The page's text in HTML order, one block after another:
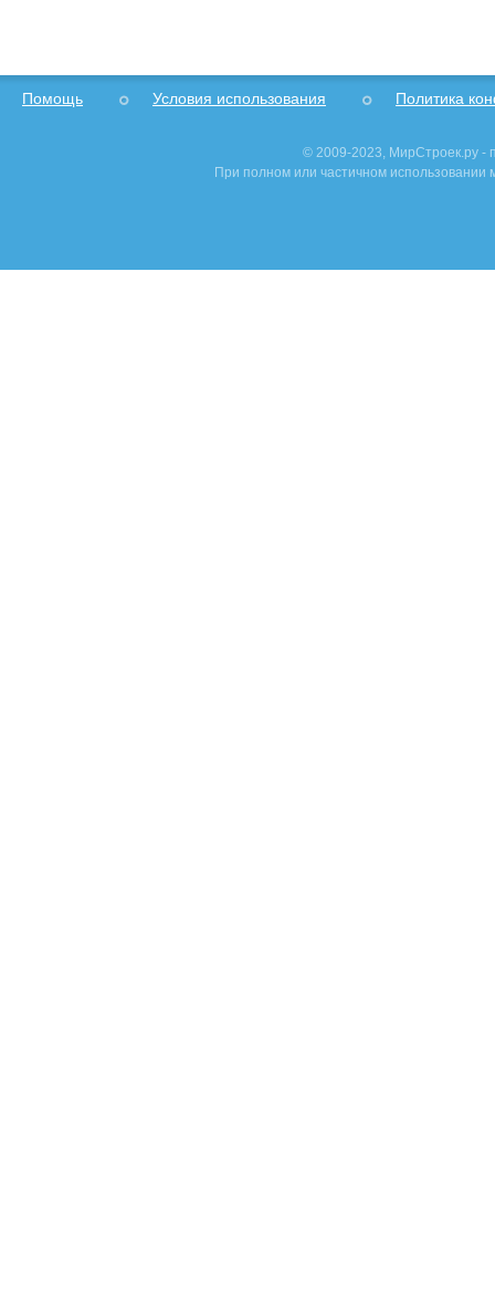
Помощь Условия использования Политика
© 2009-2023, МирСтроек.ру -
При полном или частичном использовании